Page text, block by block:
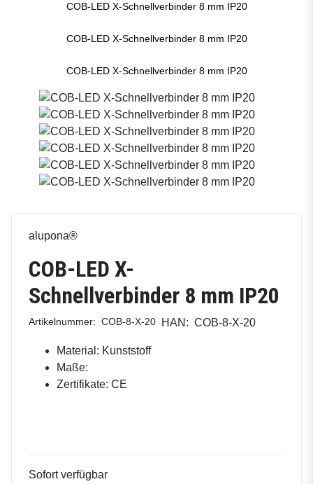
alupona®
COB-LED X-
Schnellverbinder 8 mm IP20
Artikelnummer: COB-8-X-20 HAN: COB-8-X-20
Material: Kunststoff
Maße:
Zertifikate: CE
Sofort verfügbar
COB-LED X-Schnellverbinder 8 mm IP20
COB-LED X-Schnellverbinder 8 mm IP20
COB-LED X-Schnellverbinder 8 mm IP20